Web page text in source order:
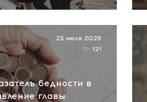
бедности в
главы
23 июля 2026
121